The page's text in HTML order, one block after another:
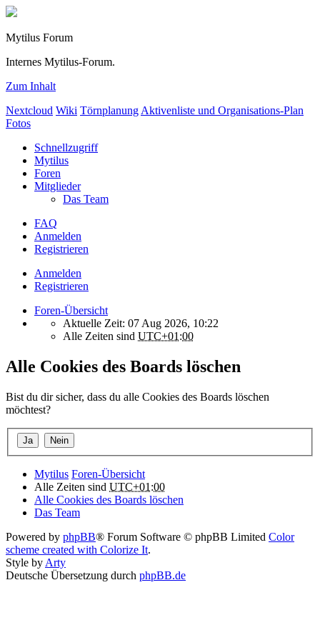
Mytilus Forum
Internes Mytilus-Forum.
Zum Inhalt
Nextcloud Wiki Törnplanung Aktivenliste und Organisations-Plan
Fotos
Schnellzugriff
Mytilus
Foren
Mitglieder
Das Team
FAQ
Anmelden
Registrieren
Anmelden
Registrieren
Foren-Übersicht
Aktuelle Zeit: 07 Aug 2026, 10:22
Alle Zeiten sind UTC+01:00
Alle Cookies des Boards löschen
Bist du dir sicher, dass du alle Cookies des Boards löschen
möchtest?
Mytilus Foren-Übersicht
Alle Zeiten sind UTC+01:00
Alle Cookies des Boards löschen
Das Team
Powered by phpBB® Forum Software © phpBB Limited Color
scheme created with Colorize It.
Style byArty
Deutsche Übersetzung durch phpBB.de